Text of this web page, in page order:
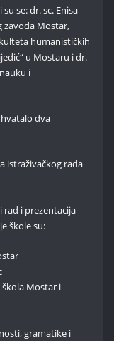
se: dr. sc. Enisa
zavoda Mostar,
humanističkih
u Mostaru i dr.
i
dva
istraživačkog rada
rad i prezentacija
škole su:
Mostar i
gramatike i